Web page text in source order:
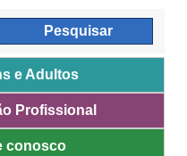
e Adultos
Profissional
conosco